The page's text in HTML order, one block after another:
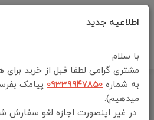
خانه
فهرست محصولات
light compact
اطلاعیه جدید
با سلام
مشتری گرامی لطفا قبل از خرید
به شماره 09339947850 پیامک
میدهیم).
در غیر اینصورت اجازه لغو سفارش